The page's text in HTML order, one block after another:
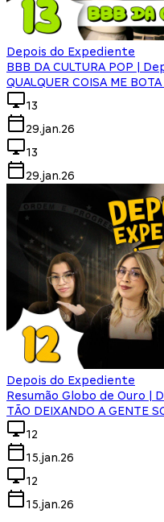
Depois do Expediente
BBB DA CULTURA POP |
QUALQUER COISA ME
13
29.jan.26
13
29.jan.26
Depois do Expediente
Resumão Globo de Ouro |
TÃO DEIXANDO A GENTE
12
15.jan.26
12
15.jan.26